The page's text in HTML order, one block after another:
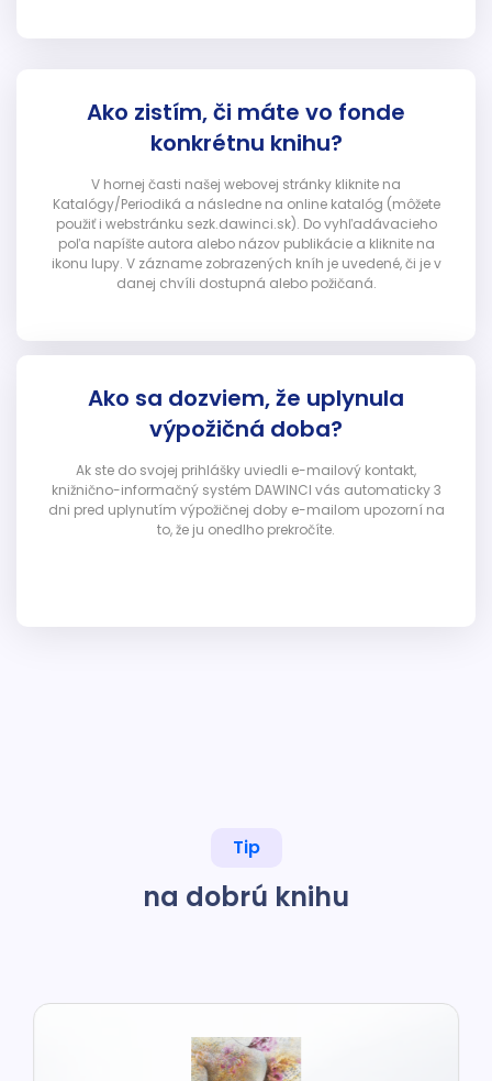
Ako zistím, či máte vo fonde
konkrétnu knihu?
V hornej časti našej webovej stránky kliknite na
Katalógy/Periodiká a následne na online katalóg (môžete
použiť i webstránku sezk.dawinci.sk). Do vyhľadávacieho
poľa napíšte autora alebo názov publikácie a kliknite na
ikonu lupy. V zázname zobrazených kníh je uvedené, či je v
danej chvíli dostupná alebo požičaná.
Ako sa dozviem, že uplynula
výpožičná doba?
Ak ste do svojej prihlášky uviedli e-mailový kontakt,
knižnično-informačný systém DAWINCI vás automaticky 3
dni pred uplynutím výpožičnej doby e-mailom upozorní na
to, že ju onedlho prekročíte.
Tip
na dobrú knihu